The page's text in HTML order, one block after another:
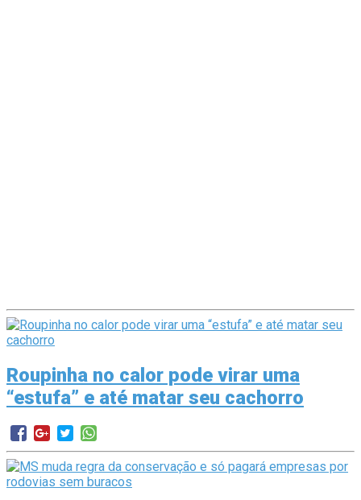
Roupinha no calor pode virar uma
“estufa” e até matar seu cachorro